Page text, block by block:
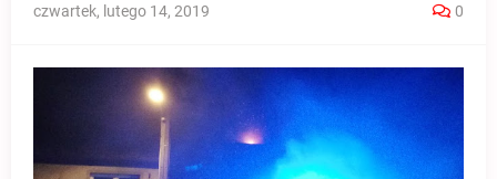
czwartek, lutego 14, 2019 0